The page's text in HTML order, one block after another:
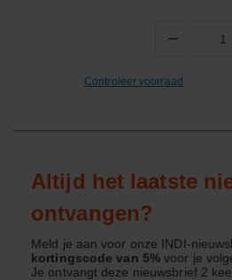
− Aantal
Controleer voorraad
Altijd het laatste
ontvangen?
Meld je aan voor onze INDI-
kortingscode van 5%voor je
Je ontvangt deze nieuwsbrief 2